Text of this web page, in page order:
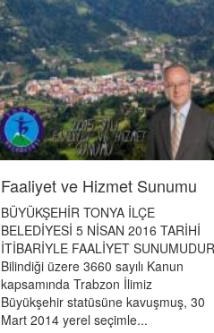
Faaliyet ve Hizmet Sunumu
BÜYÜKŞEHİR TONYA İLÇE
BELEDİYESİ 5 NİSAN 2016 TARİHİ
İTİBARİYLE FAALİYET SUNUMUDUR
Bilindiği üzere 3660 sayılı Kanun
kapsamında Trabzon İlimiz
Büyükşehir statüsüne kavuşmuş, 30
Mart 2014 yerel seçimle...